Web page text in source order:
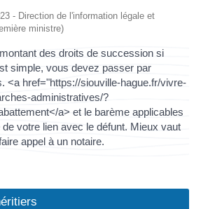
- Direction de l'information légale et
ministre)
des droits de succession si
simple, vous devez passer par
<a href="https://siouville-hague.fr/vivre-
administratives/?
a> et le barème applicables
votre lien avec le défunt. Mieux vaut
appel à un notaire.